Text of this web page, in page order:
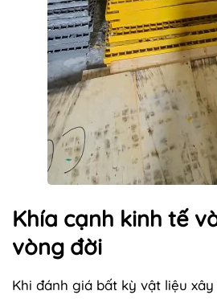
Khía cạnh kinh tế
vòng đời
Khi đánh giá bất kỳ vật liệu